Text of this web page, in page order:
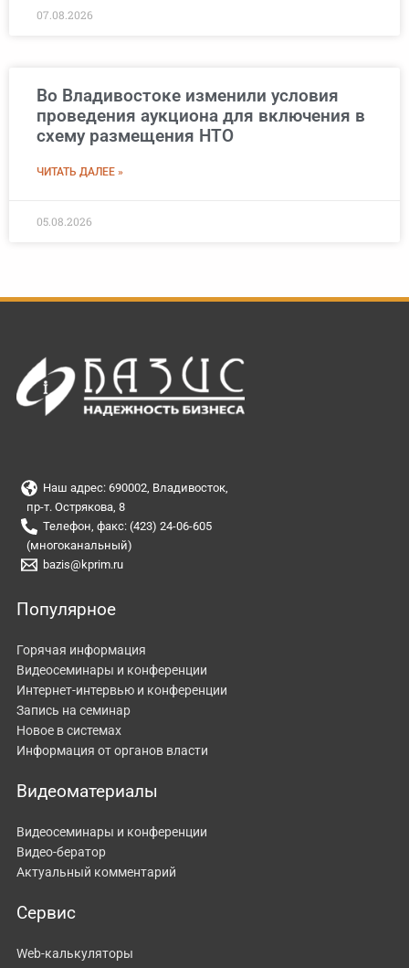
07.08.2026
Во Владивостоке изменили условия
проведения аукциона для включения в
схему размещения НТО
ЧИТАТЬ ДАЛЕЕ »
05.08.2026
Наш адрес: 690002, Владивосток,
пр-т. Острякова, 8
Телефон, факс: (423) 24-06-605
(многоканальный)
bazis@kprim.ru
Популярное
Горячая информация
Видеосеминары и конференции
Интернет-интервью и конференции
Запись на семинар
Новое в системах
Информация от органов власти
Видеоматериалы
Видеосеминары и конференции
Видео-бератор
Актуальный комментарий
Сервис
Web-калькуляторы